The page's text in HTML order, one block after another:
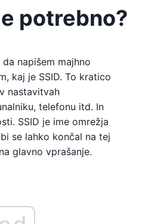
potrebno?
napišem majhno
kaj je SSID. To kratico
nastavitvah
telefonu itd. In
SSID je ime omrežja
se lahko končal na tej
glavno vprašanje.